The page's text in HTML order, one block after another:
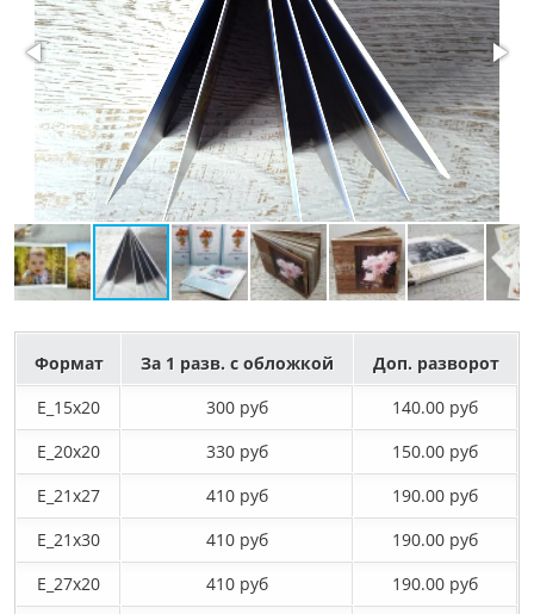
Формат За 1 разв. с обложкой
Доп. разворот
E_15х20
300 руб
140.00 руб
E_20х20
330 руб
150.00 руб
E_21х27
410 руб
190.00 руб
E_21х30
410 руб
190.00 руб
E_27x20
410 руб
190.00 руб